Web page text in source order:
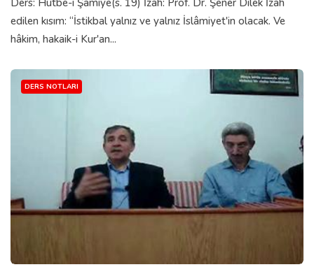
edilen kısım: “İstikbal yalnız ve yalnız İslâmiyet'in olacak. Ve
hâkim, hakaik-i Kur'an...
DERS NOTLARI